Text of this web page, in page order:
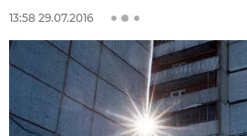
13:58 29.07.2016